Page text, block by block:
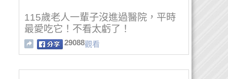
115歲老人一輩子沒進過醫院，平時
最愛吃它！不看太虧了！
29088觀看